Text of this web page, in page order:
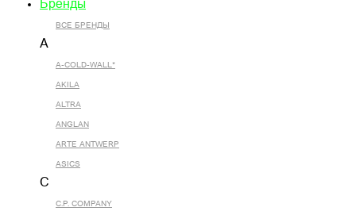
Бренды
ВСЕ БРЕНДЫ
A
A-COLD-WALL*
AKILA
ALTRA
ANGLAN
ARTE ANTWERP
ASICS
C
C.P. COMPANY